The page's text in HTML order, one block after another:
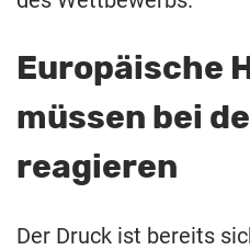
Europäische
müssen bei
reagieren
Der Druck ist bereits